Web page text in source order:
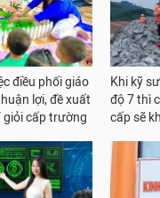
điều phối giáo
lợi, đề xuất
giỏi cấp trường
Khi kỹ
độ 7 thì
cấp sẽ